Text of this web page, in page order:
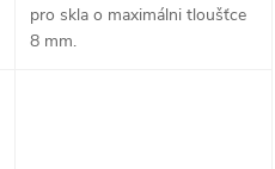
pro skla o maximálni tloušťce
8 mm.